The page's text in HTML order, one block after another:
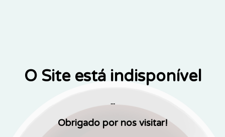
O Site está indisponível
...
Obrigado por nos visitar!